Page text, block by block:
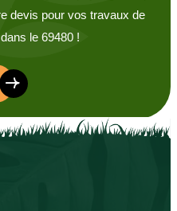
devis pour vos travaux de
le 69480 !